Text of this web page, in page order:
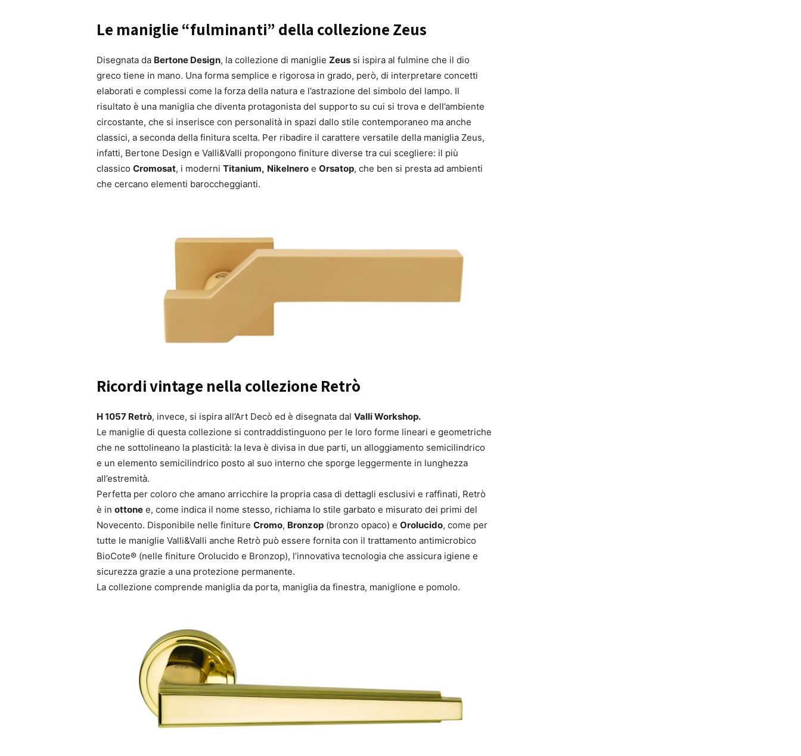
Le maniglie “fulminanti” della collezione Zeus
Disegnata da Bertone Design, la collezione di maniglie Zeus si ispira al fulmine che il dio
greco tiene in mano. Una forma semplice e rigorosa in grado, però, di interpretare concetti
elaborati e complessi come la forza della natura e l’astrazione del simbolo del lampo. Il
risultato è una maniglia che diventa protagonista del supporto su cui si trova e dell’ambiente
circostante, che si inserisce con personalità in spazi dallo stile contemporaneo ma anche
classici, a seconda della finitura scelta. Per ribadire il carattere versatile della maniglia Zeus,
infatti, Bertone Design e Valli&Valli propongono finiture diverse tra cui scegliere: il più
classico Cromosat, i moderni Titanium, Nikelnero e Orsatop, che ben si presta ad ambienti
che cercano elementi baroccheggianti.
Ricordi vintage nella collezione Retrò
H 1057 Retrò, invece, si ispira all’Art Decò ed è disegnata dal Valli Workshop.
Le maniglie di questa collezione si contraddistinguono per le loro forme lineari e geometriche
che ne sottolineano la plasticità: la leva è divisa in due parti, un alloggiamento semicilindrico
e un elemento semicilindrico posto al suo interno che sporge leggermente in lunghezza
all’estremità.
Perfetta per coloro che amano arricchire la propria casa di dettagli esclusivi e raffinati, Retrò
è in ottone e, come indica il nome stesso, richiama lo stile garbato e misurato dei primi del
Novecento. Disponibile nelle finiture Cromo, Bronzop (bronzo opaco) e Orolucido, come per
tutte le maniglie Valli&Valli anche Retrò può essere fornita con il trattamento antimicrobico
BioCote® (nelle finiture Orolucido e Bronzop), l’innovativa tecnologia che assicura igiene e
sicurezza grazie a una protezione permanente.
La collezione comprende maniglia da porta, maniglia da finestra, maniglione e pomolo.